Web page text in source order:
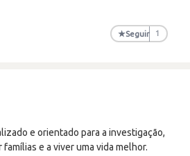
★Seguir 1
e orientado para a investigação,
e a viver uma vida melhor.